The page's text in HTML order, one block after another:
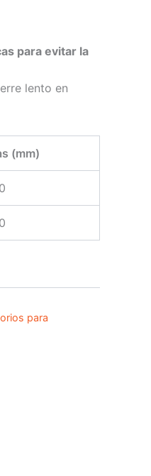
para evitar la
lento en
(mm)
para